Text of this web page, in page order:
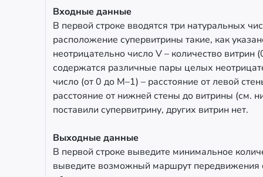
Входные данные
В первой строке вводятся три натуральных
расположение супервитрины такие, как
неотрицательно число V – количество
содержатся различные пары целых
число (от 0 до M–1) – расстояние от левой
расстояние от нижней стены до витрины (см.
поставили супервитрину, других витрин нет.
Выходные данные
В первой строке выведите минимальное
выведите возможный маршрут передвижения